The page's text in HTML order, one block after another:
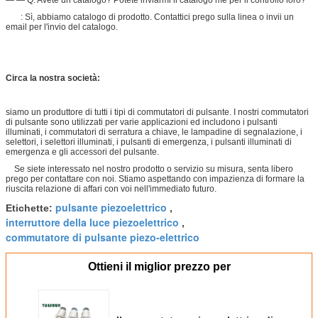
: Sì, abbiamo catalogo di prodotto. Contattici prego sulla linea o invii un
email per l'invio del catalogo.
Circa la nostra società:
siamo un produttore di tutti i tipi di commutatori di pulsante. I nostri commutatori
di pulsante sono utilizzati per varie applicazioni ed includono i pulsanti
illuminati, i commutatori di serratura a chiave, le lampadine di segnalazione, i
selettori, i selettori illuminati, i pulsanti di emergenza, i pulsanti illuminati di
emergenza e gli accessori del pulsante.
Se siete interessato nel nostro prodotto o servizio su misura, senta libero
prego per contattare con noi. Stiamo aspettando con impazienza di formare la
riuscita relazione di affari con voi nell'immediato futuro.
Etichette: pulsante piezoelettrico ,
interruttore della luce piezoelettrico ,
commutatore di pulsante piezo-elettrico
Ottieni il miglior prezzo per